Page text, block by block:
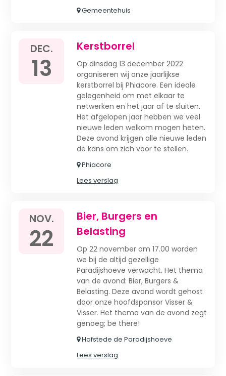
Gemeentehuis
DEC.
13
Kerstborrel
Op dinsdag 13 december 2022
organiseren wij onze jaarlijkse
kerstborrel bij Phiacore. Een ideale
gelegenheid om met elkaar te
netwerken en het jaar af te sluiten.
Het afgelopen jaar hebben we veel
nieuwe leden welkom mogen heten.
Deze avond krijgen alle nieuwe leden
de kans om zich voor te stellen.
Phiacore
Lees verslag
NOV.
22
Bier, Burgers en
Belasting
Op 22 november om 17.00 worden
we bij de altijd gezellige
Paradijshoeve verwacht. Het thema
van de avond: Bier, Burgers &
Belasting. Deze avond wordt gehost
door onze hoofdsponsor Visser &
Visser. Het thema van de avond zegt
genoeg; be there!
Hofstede de Paradijshoeve
Lees verslag